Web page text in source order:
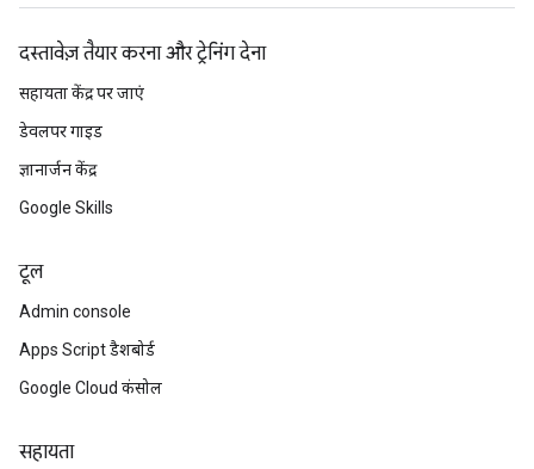
दस्तावेज़ तैयार करना और ट्रेनिंग देना
सहायता केंद्र पर जाएं
डेवलपर गाइड
ज्ञानार्जन केंद्र
Google Skills
टूल
Admin console
Apps Script डैशबोर्ड
Google Cloud कंसोल
सहायता